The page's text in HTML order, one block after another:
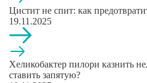
Цистит не спит: как
19.11.2025
Хеликобактер пилори казнить
ставить запятую?